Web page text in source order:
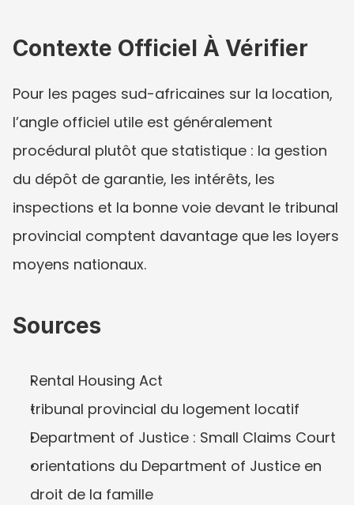
Contexte Officiel À Vérifier
Pour les pages sud-africaines sur la location,
l’angle officiel utile est généralement
procédural plutôt que statistique : la gestion
du dépôt de garantie, les intérêts, les
inspections et la bonne voie devant le tribunal
provincial comptent davantage que les loyers
moyens nationaux.
Sources
Rental Housing Act
tribunal provincial du logement locatif
Department of Justice : Small Claims Court
orientations du Department of Justice en
droit de la famille